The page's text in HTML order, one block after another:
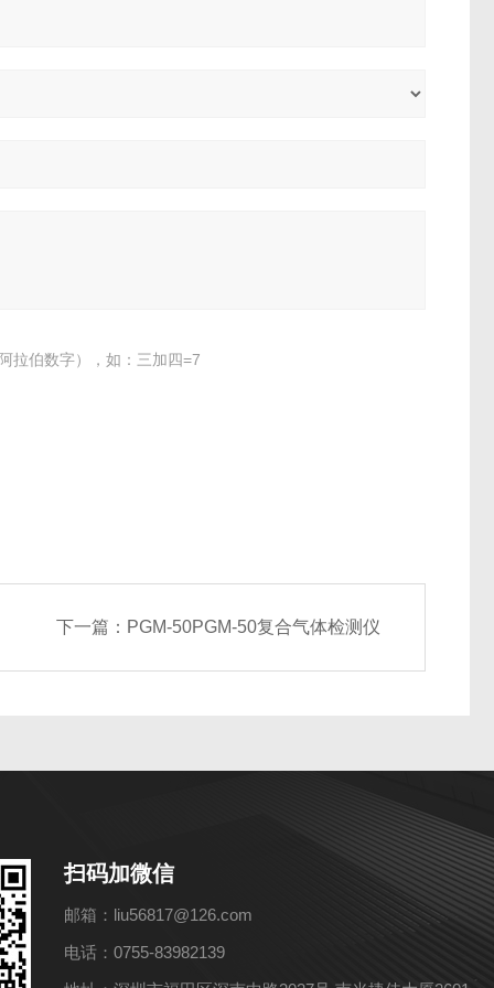
拉伯数字），如：三加四=7
下一篇： PGM-50PGM-50复合气体检测仪
扫码加微信
邮箱：liu56817@126.com
电话：0755-83982139